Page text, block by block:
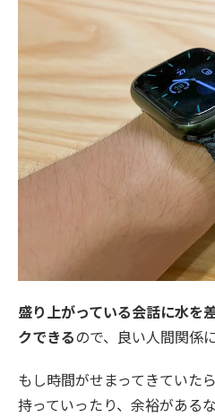
盛り上がっている会話に水を
クできるので、良い人間関係
もし時間がせまってきていた
持っていったり、余裕がある